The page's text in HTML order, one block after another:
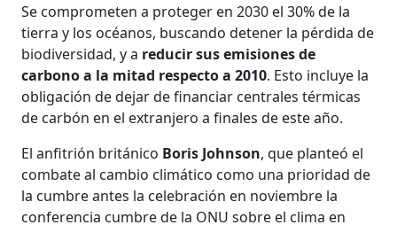
Se comprometen a proteger en 2030 el 30% de la
tierra y los océanos, buscando detener la pérdida de
biodiversidad, y a reducir sus emisiones de
carbono a la mitad respecto a 2010. Esto incluye la
obligación de dejar de financiar centrales térmicas
de carbón en el extranjero a finales de este año.
El anfitrión británico Boris Johnson, que planteó el
combate al cambio climático como una prioridad de
la cumbre antes la celebración en noviembre la
conferencia cumbre de la ONU sobre el clima en